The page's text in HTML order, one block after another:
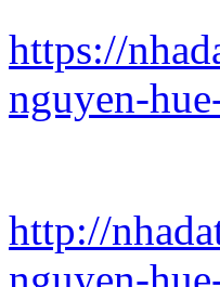
https://
nguyen-
http://